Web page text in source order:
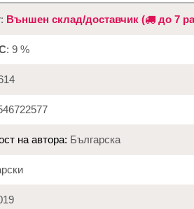
: Външен склад/доставчик ( до 7
: 9 %
на автора: Българска